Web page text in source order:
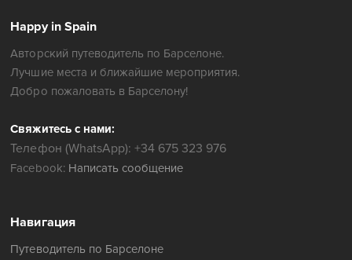
Happy in Spain
Авторский путеводитель по Барселоне.
Лучшие места и ближайшие мероприятия.
Добро пожаловать в Барселону!
Свяжитесь с нами:
Телефон (WhatsApp): +34 675 323 976
Facebook: Написать сообщение
Навигация
Путеводитель по Барселоне